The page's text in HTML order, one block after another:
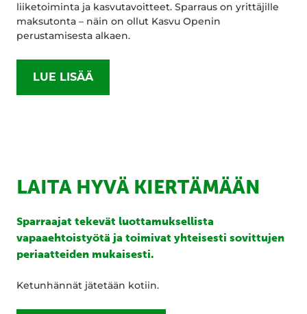
liiketoiminta ja kasvutavoitteet. Sparraus on yrittäjille
maksutonta – näin on ollut Kasvu Openin
perustamisesta alkaen.
LUE LISÄÄ
LAITA HYVÄ KIERTÄMÄÄN
Sparraajat tekevät luottamuksellista
vapaaehtoistyötä ja toimivat yhteisesti sovittujen
periaatteiden mukaisesti.
Ketunhännät jätetään kotiin.